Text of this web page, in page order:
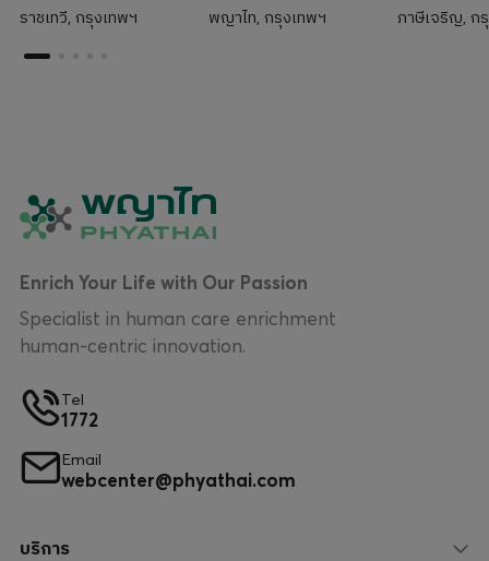
ราชเทวี, กรุงเทพฯ พญาไท, กรุงเทพฯ ภาษีเจริญ, ก
Enrich Your Life with Our Passion
Specialist in human care enrichment
human-centric innovation.
Tel
1772
Email
webcenter@phyathai.com
บริการ